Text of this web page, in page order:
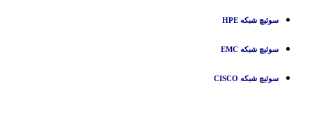
سوئیچ شبکه HPE
سوئیچ شبکه EMC
سوئیچ شبکه CISCO